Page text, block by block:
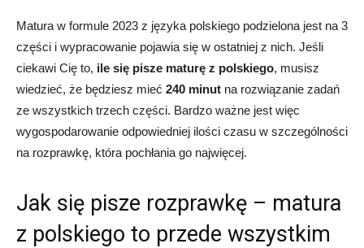
Matura w formule 2023 z języka polskiego podzielona jest na 3
części i wypracowanie pojawia się w ostatniej z nich. Jeśli
ciekawi Cię to, ile się pisze maturę z polskiego, musisz
wiedzieć, że będziesz mieć 240 minut na rozwiązanie zadań
ze wszystkich trzech części. Bardzo ważne jest więc
wygospodarowanie odpowiedniej ilości czasu w szczególności
na rozprawkę, która pochłania go najwięcej.
Jak się pisze rozprawkę – matura
z polskiego to przede wszystkim